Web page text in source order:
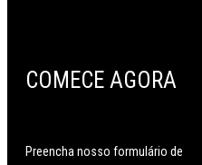
COMECE AGORA
Preencha nosso formulário de